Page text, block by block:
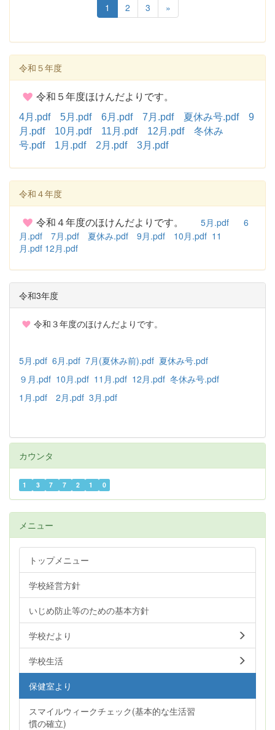
1 2 3 »
令和５年度
令和５年度ほけんだよりです。
4月.pdf
5月.pdf 6月.pdf 7月.pdf 夏休み号.pdf
9
月.pdf
10月.pdf 11月.pdf 12月.pdf
冬休み
号.pdf
1月.pdf 2月.pdf 3月.pdf
令和４年度
令和４年度のほけんだよりです。 5月.pdf
6
月.pdf
7月.pdf 夏休み.pdf 9月.pdf 10月.pdf 11
月.pdf 12月.pdf
令和3年度
令和３年度のほけんだよりです。
5月.pdf 6月.pdf 7月(夏休み前).pdf 夏休み号.pdf
９月.pdf 10月.pdf 11月.pdf 12月.pdf 冬休み号.pdf
1月.pdf
2月.pdf 3月.pdf
カウンタ
1 3 7 7 2 1 0
メニュー
トップメニュー
学校経営方針
いじめ防止等のための基本方針
学校だより
学校生活
保健室より
スマイルウィークチェック(基本的な生活習
慣の確立)